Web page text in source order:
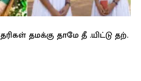
தமக்கு தாமே தீ .யிட்டு தற்.